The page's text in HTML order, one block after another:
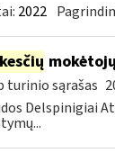
2022
turinio sąrašas
Delspinigiai